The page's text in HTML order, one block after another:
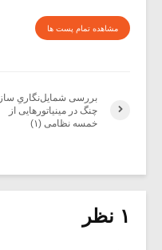
مشاهده تمام پست ها
بررسی شمایل‌نگاریِ ساز
چنگ در مینیاتورهایی از
خمسه­ نظامی (۱)
۱ نظر